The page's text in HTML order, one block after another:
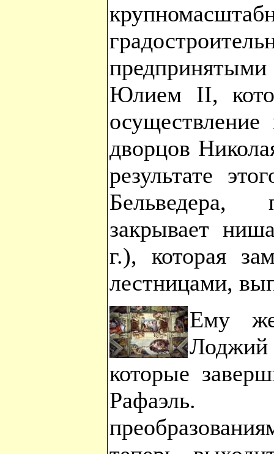
Юлием II,
дворцов
результате
Бельведера,
закрывает
г.), которая
лестницами,
Ему же
которые
Рафаэль.